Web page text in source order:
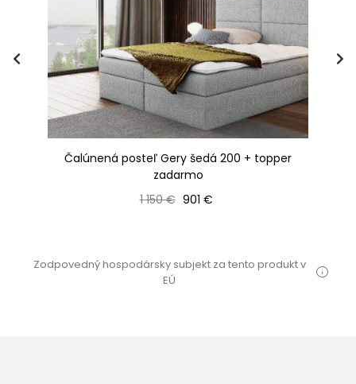
Čalúnená posteľ Gery šedá 200 + topper
zadarmo
Bežná cena
1 150 € Cena
901 €
Zodpovedný hospodársky subjekt za tento produkt v
EÚ